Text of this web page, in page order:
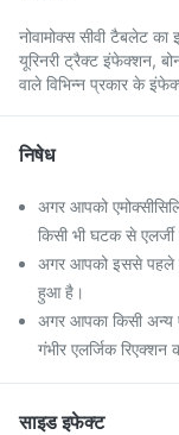
नोवामोक्स सीवी टैबलेट
यूरिनरी ट्रैक्ट इंफेक्शन,
वाले विभिन्न प्रकार के
निषेध
अगर आपको
किसी भी घटक से एलर्जी
अगर आपको इससे पहले
हुआ है।
अगर आपका किसी अन्य
गंभीर एलर्जिक रिएक्शन
साइड इफेक्ट